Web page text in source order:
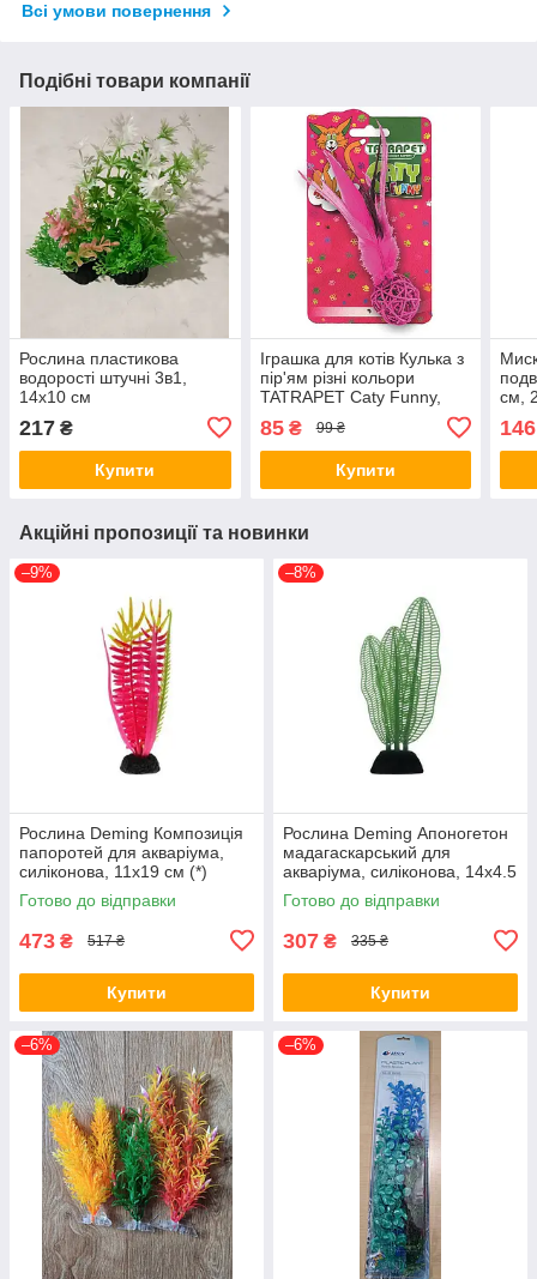
Всі умови повернення
Подібні товари компанії
Рослина пластикова
водорості штучні 3в1,
14х10 см
217 ₴
Купити
Іграшка для котів Кулька з
пір'ям різні кольори
TATRAPET Caty Funny,
85₴ 99 ₴
Купити
см,
146
Акційні пропозиції та новинки
–9%
Рослина Deming Композиція
папоротей для акваріума,
силіконова, 11х19 см (*)
Готово до відправки
473 ₴ 517 ₴
Купити
–8%
Рослина Deming Апоногетон
мадагаскарський для
акваріума, силіконова, 14х4.5
см (*)
Готово до відправки
307 ₴ 335 ₴
Купити
–6% –6%